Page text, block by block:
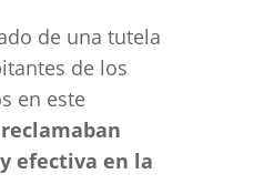
de una tutela
de los
en este
efectiva en la